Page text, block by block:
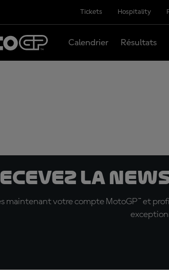
Tickets Hospitality
Calendrier Résultats
la
maintenant votre compte MotoGP™ et